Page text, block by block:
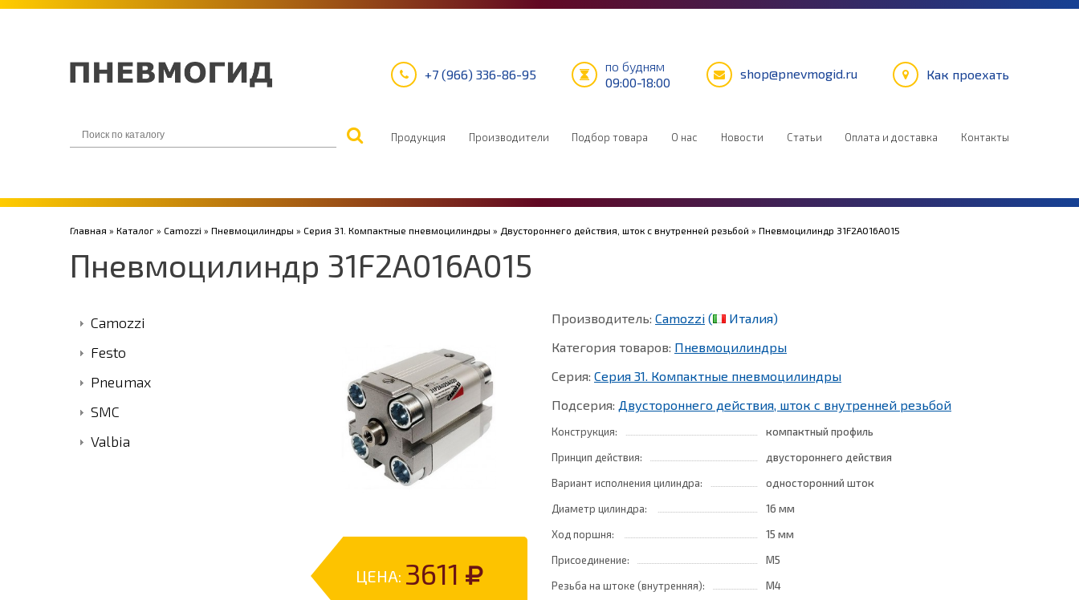
+7 (966) 336-86-95
по будням
09:00-18:00
shop@pnevmogid.ru Как проехать
Продукция Производители Подбор товара О нас Новости Статьи Оплата и доставка Контакты
Главная » Каталог » Camozzi » Пневмоцилиндры » Серия 31. Компактные пневмоцилиндры » Двустороннего действия, шток с внутренней резьбой » Пневмоцилиндр 31F2A016A015
Пневмоцилиндр 31F2A016A015
Camozzi
Festo
Pneumax
SMC
Valbia
ЦЕНА: 3611
Производитель: Camozzi (
Италия)
Категория товаров: Пневмоцилиндры
Серия: Серия 31. Компактные пневмоцилиндры
Подсерия: Двустороннего действия, шток с внутренней резьбой
Конструкция:
компактный профиль
Принцип действия:
двустороннего действия
Вариант исполнения цилиндра:
односторонний шток
Диаметр цилиндра:
16 мм
Ход поршня:
15 мм
Присоединение:
M5
Резьба на штоке (внутренняя):
M4